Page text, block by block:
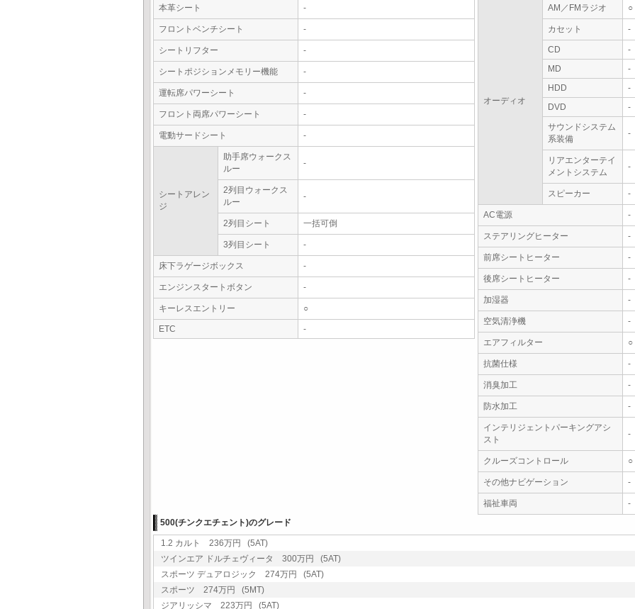
本革シート -
フロントベンチシート -
シートリフター -
シートポジションメモリー機能 -
運転席パワーシート -
フロント両席パワーシート -
電動サードシート -
シートアレン
ジ
助手席ウォークス
ルー
-
2列目ウォークス
ルー
-
2列目シート 一括可倒
3列目シート -
床下ラゲージボックス -
エンジンスタートボタン -
キーレスエントリー ○
ETC -
オーディオ
AM／FMラジオ ○
カセット -
CD
-
MD
-
HDD
-
DVD
-
サウンドシステム
系装備
-
リアエンターテイ
メントシステム
-
スピーカー -
AC電源 -
ステアリングヒーター -
前席シートヒーター -
後席シートヒーター -
加湿器 -
空気清浄機 -
エアフィルター ○
抗菌仕様 -
消臭加工 -
防水加工 -
インテリジェントパーキングアシ
スト
-
クルーズコントロール ○
その他ナビゲーション -
福祉車両
-
500(チンクエチェント)のグレード
1.2 カルト 236万円 (5AT)
ツインエア ドルチェヴィータ 300万円 (5AT)
スポーツ デュアロジック 274万円 (5AT)
スポーツ 274万円 (5MT)
ジアリッシマ 223万円 (5AT)